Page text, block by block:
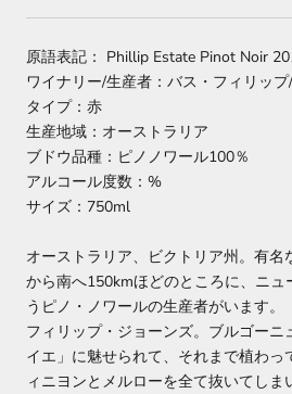
原語表記： Phillip Estate Pinot Noir
ワイナリー/生産者： バス・フィリッ
タイプ：赤
生産地域：オーストラリア
ブドウ品種： ピノノワール100％
アルコール度数：%
サイズ：750ml
オーストラリア、ビクトリア州。有名
から南へ150kmほどのところに、ニ
うピノ・ノワールの生産者がいます。
フィリップ・ジョーンズ。ブルゴーニ
イエ」に魅せられて、それまで植わ
ィニヨンとメルローを全て抜いてし